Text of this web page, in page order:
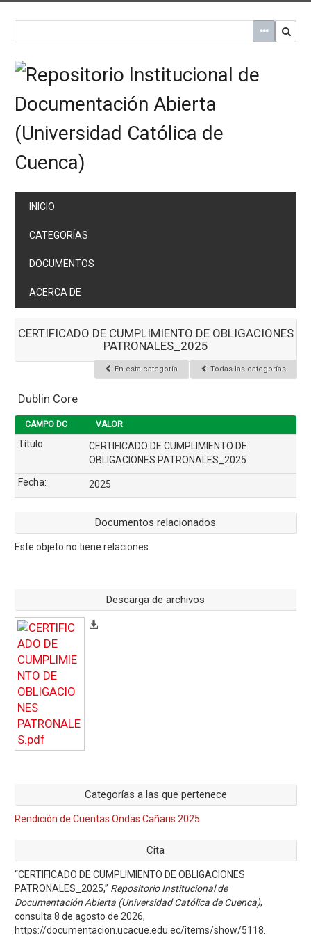
INICIO
CATEGORÍAS
DOCUMENTOS
ACERCA DE
CERTIFICADO DE CUMPLIMIENTO DE OBLIGACIONES
PATRONALES_2025
En esta categoría Todas las categorías
Dublin Core
CAMPO DC VALOR
Título:
CERTIFICADO DE CUMPLIMIENTO DE
OBLIGACIONES PATRONALES_2025
Fecha:
2025
Documentos relacionados
Este objeto no tiene relaciones.
Descarga de archivos
Categorías a las que pertenece
Rendición de Cuentas Ondas Cañaris 2025
Cita
“CERTIFICADO DE CUMPLIMIENTO DE OBLIGACIONES
PATRONALES_2025,” Repositorio Institucional de
Documentación Abierta (Universidad Católica de Cuenca),
consulta 8 de agosto de 2026,
https://documentacion.ucacue.edu.ec/items/show/5118